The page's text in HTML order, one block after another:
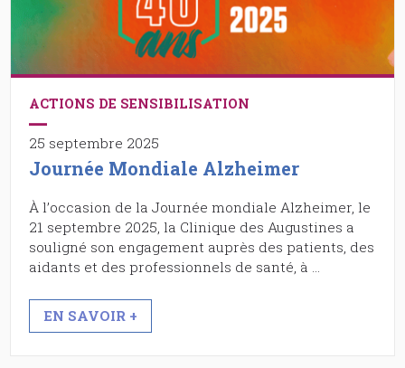
ACTIONS DE SENSIBILISATION
25 septembre 2025
Journée Mondiale Alzheimer
À l’occasion de la Journée mondiale Alzheimer, le
21 septembre 2025, la Clinique des Augustines a
souligné son engagement auprès des patients, des
aidants et des professionnels de santé, à …
EN SAVOIR +